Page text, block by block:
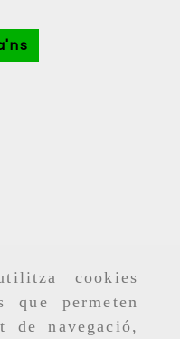
cookies
que permeten
navegació,